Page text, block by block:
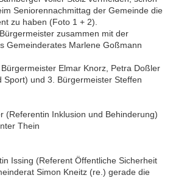
Seniorennachmittag der Gemeinde die
zu haben (Foto 1 + 2).
zusammen mit der
Gemeinderates Marlene Goßmann
Elmar Knorz, Petra Doßler
Sport) und 3. Bürgermeister Steffen
(Referentin Inklusion und Behinderung)
Thein
Issing (Referent Öffentliche Sicherheit
Simon Kneitz (re.) gerade die